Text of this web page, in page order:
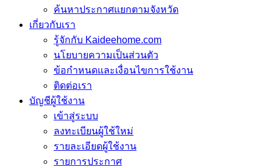
ค้นหาประกาศแยกตามจังหวัด
เกี่ยวกับเรา
รู้จักกับ Kaideehome.com
นโยบายความเป็นส่วนตัว
ข้อกำหนดและเงื่อนไขการใช้งาน
ติดต่อเรา
บัญชีผู้ใช้งาน
เข้าสู่ระบบ
ลงทะเบียนผู้ใช้ใหม่
รายละเอียดผู้ใช้งาน
รายการประกาศ